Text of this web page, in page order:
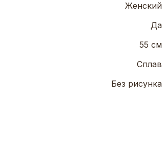
Женский
Да
55 см
Сплав
Без рисунка